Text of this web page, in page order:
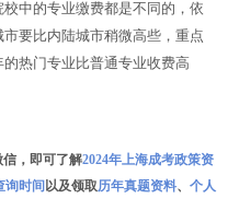
中的专业缴费都是不同的，依
要比内陆城市稍微高些，重点
热门专业比普通专业收费高
信，即可了解2024年上海成考政策资
询时间 以及领取历年真题资料、 个人